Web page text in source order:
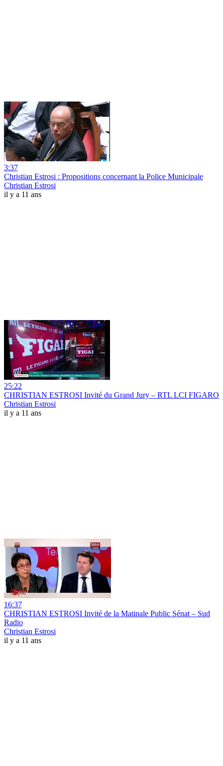
3:37
Christian Estrosi : Propositions concernant la Police Municipale
Christian Estrosi
il y a 11 ans
25:22
CHRISTIAN ESTROSI Invité du Grand Jury – RTL LCI FIGARO
Christian Estrosi
il y a 11 ans
16:37
CHRISTIAN ESTROSI Invité de la Matinale Public Sénat – Sud
Radio
Christian Estrosi
il y a 11 ans